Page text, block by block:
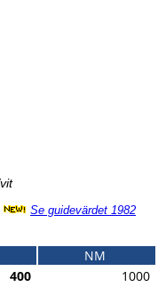
Se guidevärdet 1982
NM
400
1000